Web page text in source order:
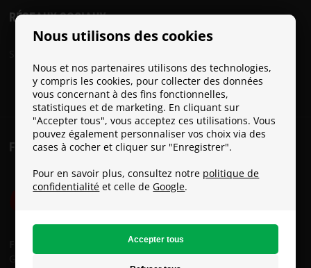
Nous utilisons des cookies
Nous et nos partenaires utilisons des technologies,
y compris les cookies, pour collecter des données
vous concernant à des fins fonctionnelles,
statistiques et de marketing. En cliquant sur
"Accepter tous", vous acceptez ces utilisations. Vous
pouvez également personnaliser vos choix via des
cases à cocher et cliquer sur "Enregistrer".
Pour en savoir plus, consultez notre politique de
confidentialité et celle deGoogle.
RÉSEAUX SOCIAUX
FRAIS DE PORT